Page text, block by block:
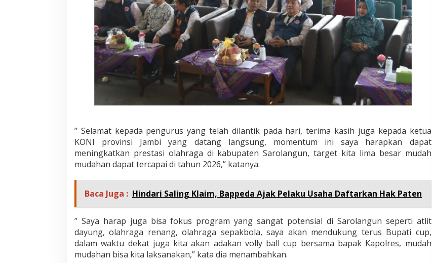
B
a
k
r
i
S
e
a
a
p
a
d
P
e
n
g
u
r
u
s
y
” Selamat kepada pengurus yang telah dilantik pada hari, terima kasih juga kepada ketua
KONI provinsi Jambi yang datang langsung, momentum ini saya harapkan dapat
meningkatkan prestasi olahraga di kabupaten Sarolangun, target kita lima besar mudah
mudahan dapat tercapai di tahun 2026,” katanya.
Baca Juga : Hindari Saling Klaim, Bappeda Ajak Pelaku Usaha Daftarkan Hak Paten
” Saya harap juga bisa fokus program yang sangat potensial di Sarolangun seperti atlit
dayung, olahraga renang, olahraga sepakbola, saya akan mendukung terus Bupati cup,
dalam waktu dekat juga kita akan adakan volly ball cup bersama bapak Kapolres, mudah
mudahan bisa kita laksanakan,” kata dia menambahkan.